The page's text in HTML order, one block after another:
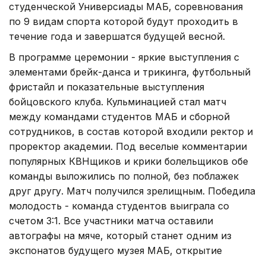
студенческой Универсиады МАБ, соревнования
по 9 видам спорта которой будут проходить в
течение года и завершатся будущей весной.
В программе церемонии - яркие выступления с
элементами брейк-данса и трикинга, футбольный
фристайл и показательные выступления
бойцовского клуба. Кульминацией стал матч
между командами студентов МАБ и сборной
сотрудников, в состав которой входили ректор и
проректор академии. Под веселые комментарии
популярных КВНщиков и крики болельщиков обе
команды выложились по полной, без поблажек
друг другу. Матч получился зрелищным. Победила
молодость - команда студентов выиграла со
счетом 3:1. Все участники матча оставили
автографы на мяче, который станет одним из
экспонатов будущего музея МАБ, открытие